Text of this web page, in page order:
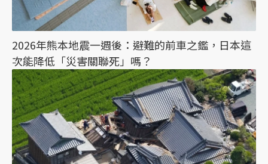
2026年熊本地震一週後：避難的前車之鑑，日本這
次能降低「災害關聯死」嗎？